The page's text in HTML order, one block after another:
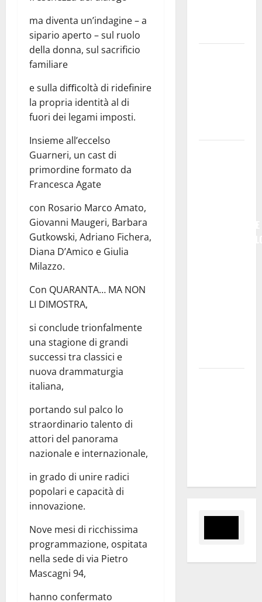
ma diventa un’indagine – a
sipario aperto – sul ruolo
della donna, sul sacrificio
familiare
e sulla diﬃcoltà di ridefinire
la propria identità al di
fuori dei legami imposti.
Insieme all’eccelso
Guarneri, un cast di
primordine formato da
Francesca Agate
con Rosario Marco Amato,
Giovanni Maugeri, Barbara
Gutkowski, Adriano Fichera,
Diana D’Amico e Giulia
Milazzo.
Con QUARANTA… MA NON
LI DIMOSTRA,
si conclude trionfalmente
una stagione di grandi
successi tra classici e
nuova drammaturgia
italiana,
portando sul palco lo
straordinario talento di
attori del panorama
nazionale e internazionale,
in grado di unire radici
popolari e capacità di
innovazione.
Nove mesi di ricchissima
programmazione, ospitata
nella sede di via Pietro
Mascagni 94,
hanno confermato